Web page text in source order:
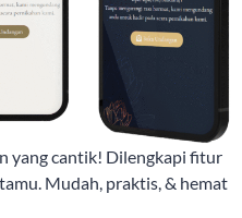
yang cantik! Dilengkapi fitur
Mudah, praktis, & hemat